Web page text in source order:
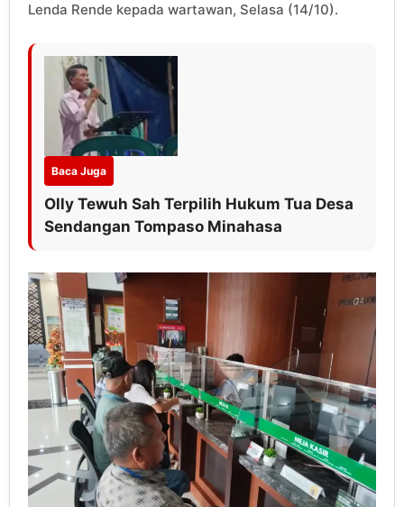
Lenda Rende kepada wartawan, Selasa (14/10).
Baca Juga
Olly Tewuh Sah Terpilih Hukum Tua Desa
Sendangan Tompaso Minahasa